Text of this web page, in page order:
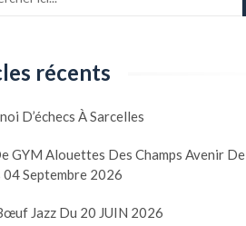
récents
D’échecs À Sarcelles
GYM Alouettes Des Champs Avenir De
04 Septembre 2026
Jazz Du 20 JUIN 2026